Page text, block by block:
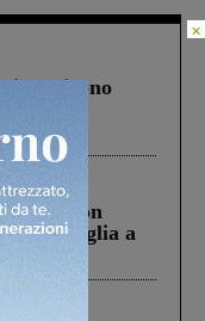
morirono
il
tir....
Castiglion
la figlia a
×